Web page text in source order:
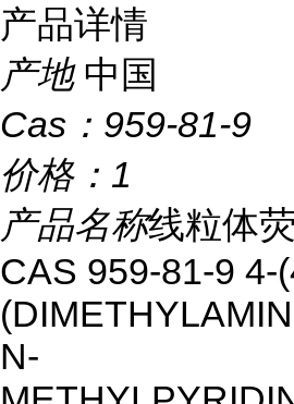
产品详情
产地 中国
Cas： 959-81-9
价格： 1
产品名称线粒体
CAS 959-81-9 4-
N-